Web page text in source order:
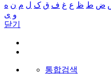
ض ط ظ ع غ ف ق ک ل م ن ه
و ی
닫기
통합검색